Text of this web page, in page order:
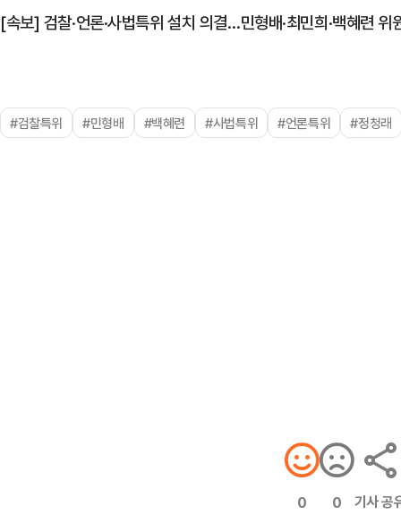
[속보] 검찰·언론·사법특위 설치 의결…민형배·최민희·백혜련 위
#검찰특위 #민형배 #백혜련 #사법특위 #언론특위 #정청래
0 0 기사 공